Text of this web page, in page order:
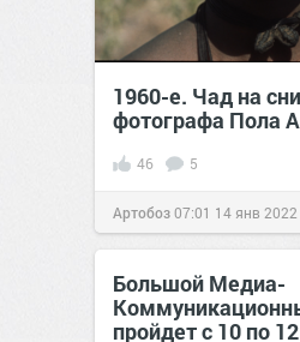
1960-е. Чад на
фотографа Пола
46 5
Артобоз07:01 14 янв 2022
Большой Медиа-
пройдет с 10 по